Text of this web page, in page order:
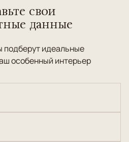
свои
данные
подберут идеальные
особенный интерьер